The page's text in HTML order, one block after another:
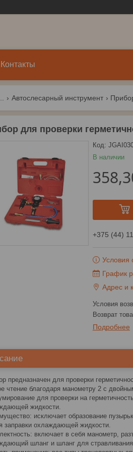
Контакты
Автослесарный инструмент
для проверки
В наличии
Код:
+375 (44)
Условия
График
Адрес и
возврат
Подробнее
предназначен для проверки
чтение благодаря манометру 2 с
для проверки на
жидкости.
исключает образование
заправки охлаждающей жидкости.
включает в себя манометр,
шланг и шланг для